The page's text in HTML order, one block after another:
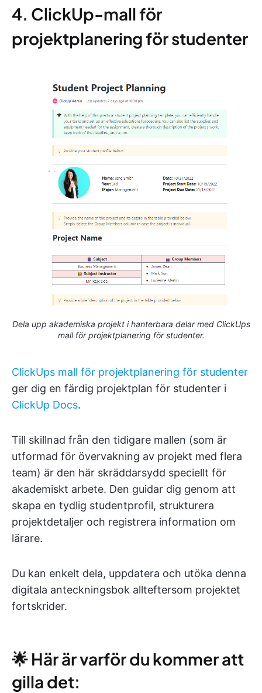
4. ClickUp-mall för
projektplanering för studenter
Dela upp akademiska projekt i hanterbara delar med ClickUps
mall för projektplanering för studenter.
ClickUps mall för projektplanering för studenter
ger dig en färdig projektplan för studenter i
ClickUp Docs.
Till skillnad från den tidigare mallen (som är
utformad för övervakning av projekt med flera
team) är den här skräddarsydd speciellt för
akademiskt arbete. Den guidar dig genom att
skapa en tydlig studentprofil, strukturera
projektdetaljer och registrera information om
lärare.
Du kan enkelt dela, uppdatera och utöka denna
digitala anteckningsbok allteftersom projektet
fortskrider.
🌟 Här är varför du kommer att
gilla det: